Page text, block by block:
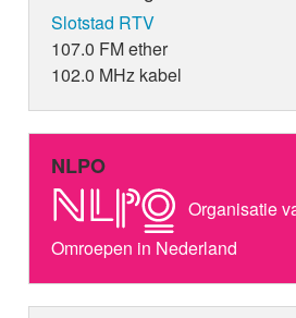
Slotstad RTV
107.0 FM ether
102.0 MHz kabel
NLPO
Organisatie
Omroepen in Nederland